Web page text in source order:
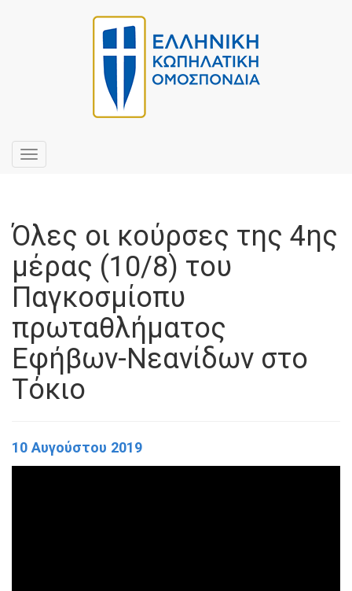
Toggle
navigation
Όλες οι κούρσες της 4ης
μέρας (10/8) του
Παγκοσμίοπυ
πρωταθλήματος
Εφήβων-Νεανίδων στο
Τόκιο
10 Αυγούστου 2019